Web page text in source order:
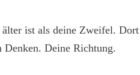
ist als deine Zweifel. Dort
Deine Richtung.